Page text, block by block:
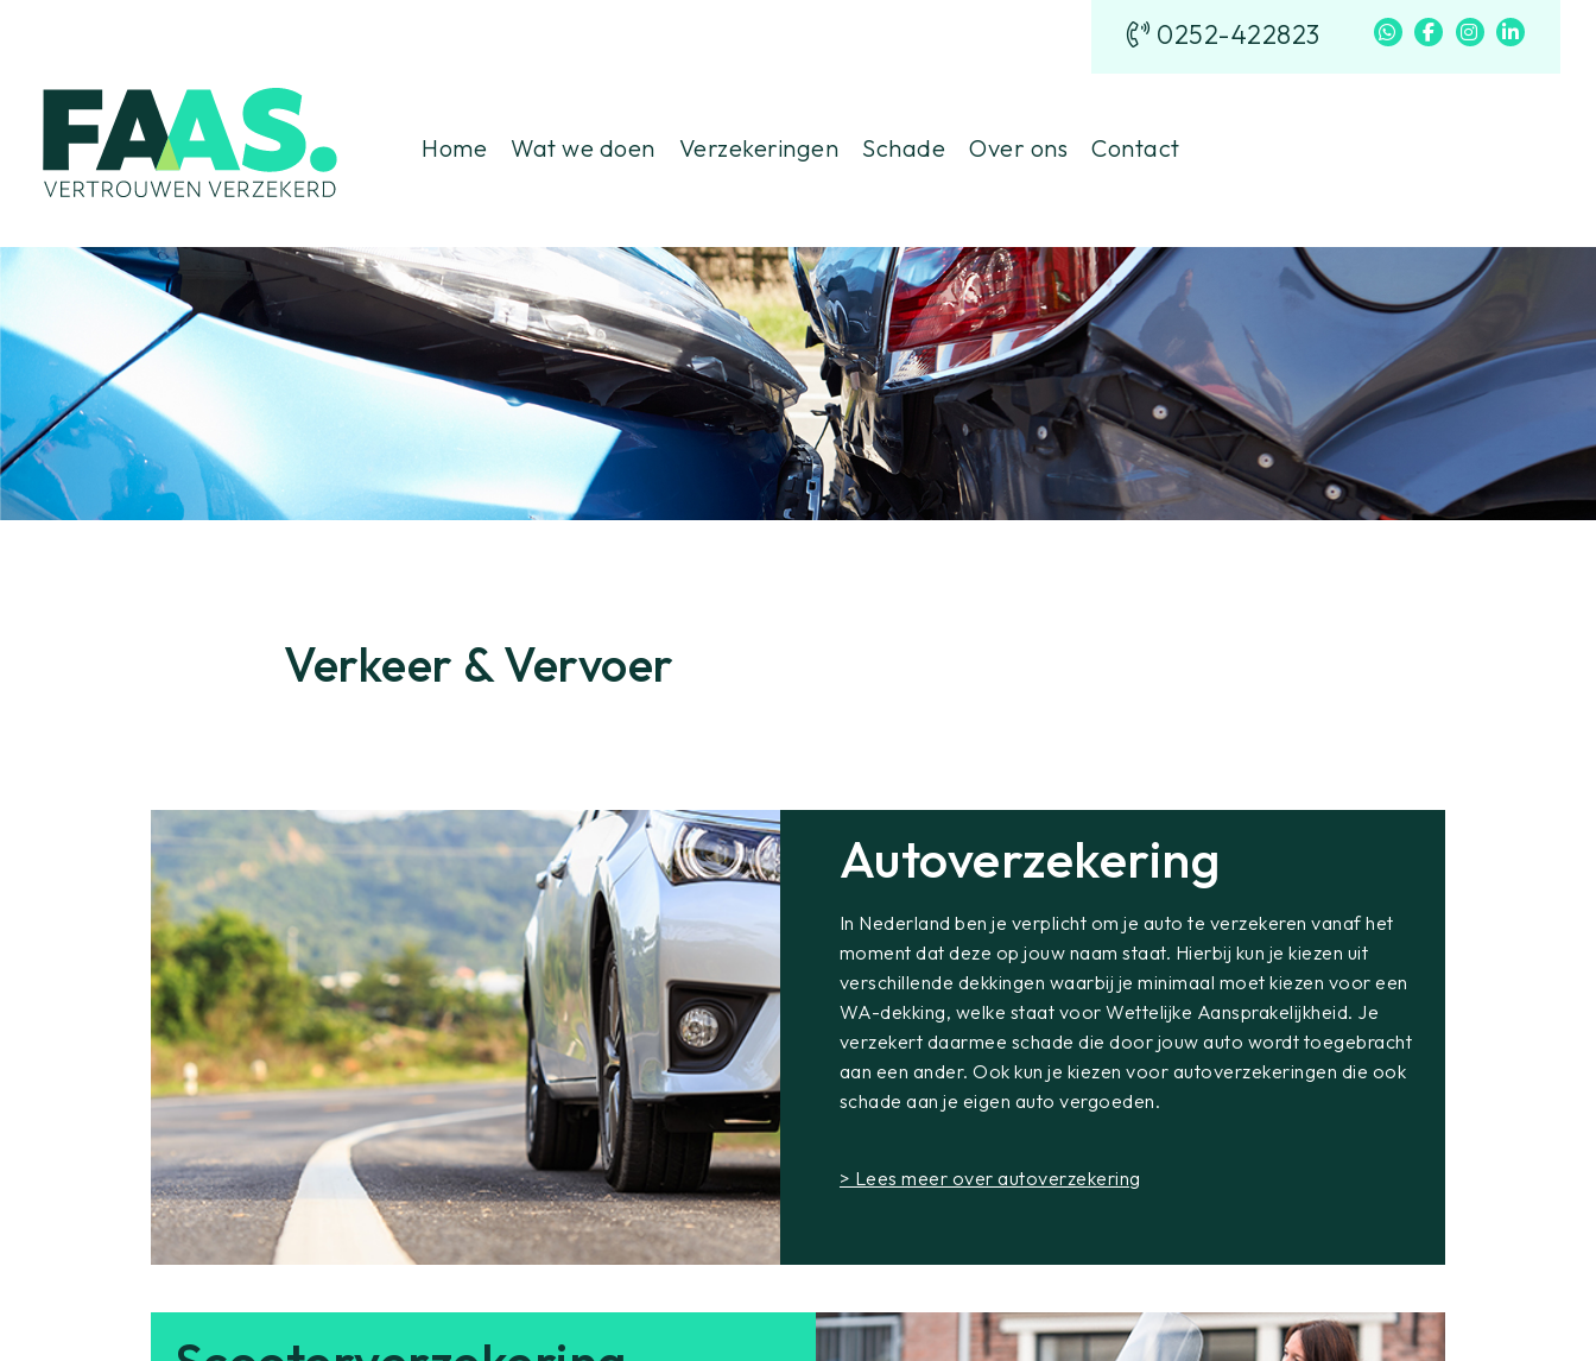
0252-422823
Home Wat we doen Verzekeringen Schade Over ons Contact
Verkeer & Vervoer
Autoverzekering
In Nederland ben je verplicht om je auto te verzekeren vanaf het
moment dat deze op jouw naam staat. Hierbij kun je kiezen uit
verschillende dekkingen waarbij je minimaal moet kiezen voor een
WA-dekking, welke staat voor Wettelijke Aansprakelijkheid. Je
verzekert daarmee schade die door jouw auto wordt toegebracht
aan een ander. Ook kun je kiezen voor autoverzekeringen die ook
schade aan je eigen auto vergoeden.
> Lees meer over autoverzekering